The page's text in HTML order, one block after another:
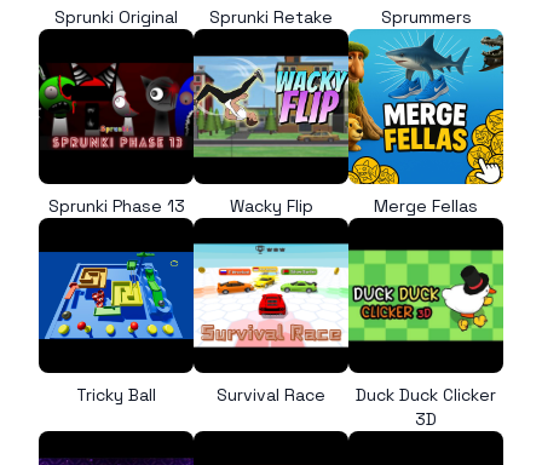
Sprunki Original Sprunki Retake Sprummers
Sprunki Phase 13 Wacky Flip Merge Fellas
Tricky Ball Survival Race
Duck Duck Clicker
3D